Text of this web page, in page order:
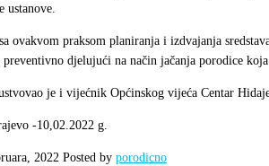
ustanove.
ovakvom praksom planiranja i izdvajanja
preventivno djelujući na način jačanja porodice
je i vijećnik Općinskog vijeća Centar
-10,02.2022 g.
2022 Posted by porodicno